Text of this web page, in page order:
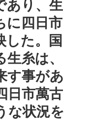
あり、生
に四日市
した。国
糸は、
す事があ
日市萬古
な状況を